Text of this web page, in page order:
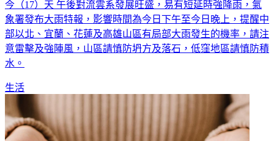
今（17）天 午後對流雲系發展旺盛，易有短延時強降雨，氣
象署發布大雨特報，影響時間為今日下午至今日晚上，提醒中
部以北、宜蘭、花蓮及高雄山區有局部大雨發生的機率，請注
意雷擊及強陣風，山區請慎防坍方及落石，低窪地區請慎防積
水。
生活